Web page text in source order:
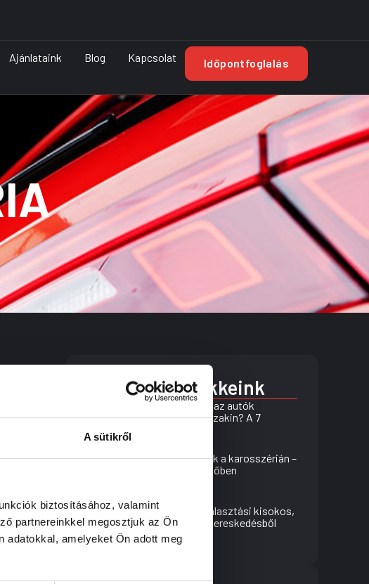
A sütikről
biztosításához, valamint
partnereinkkel megosztjuk az Ön
adatokkal, amelyeket Ön adott meg
Ajánlataink Blog Kapcsolat Időpontfoglalás
Korábbi cikkeink
Miért bukik meg az autók
többsége a műszakin? A 7
Rejtett sérülések a karosszérián –
így vedd észre időben
Használtautó választási kisokos,
miért érdemes kereskedésből
vásárolni?